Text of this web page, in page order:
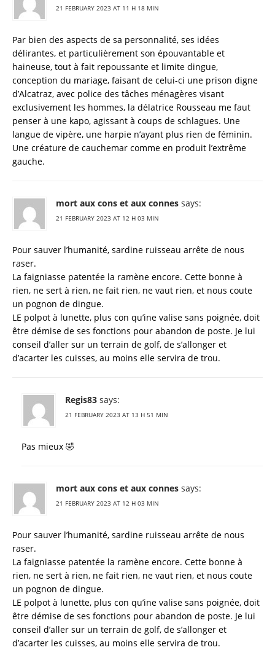
21 FEBRUARY 2023 AT 11 H 18 MIN
Par bien des aspects de sa personnalité, ses idées
délirantes, et particulièrement son épouvantable et
haineuse, tout à fait repoussante et limite dingue,
conception du mariage, faisant de celui-ci une prison digne
d’Alcatraz, avec police des tâches ménagères visant
exclusivement les hommes, la délatrice Rousseau me faut
penser à une kapo, agissant à coups de schlagues. Une
langue de vipère, une harpie n’ayant plus rien de féminin.
Une créature de cauchemar comme en produit l’extrême
gauche.
mort aux cons et aux connes says:
21 FEBRUARY 2023 AT 12 H 03 MIN
Pour sauver l’humanité, sardine ruisseau arrête de nous
raser.
La faigniasse patentée la ramène encore. Cette bonne à
rien, ne sert à rien, ne fait rien, ne vaut rien, et nous coute
un pognon de dingue.
LE polpot à lunette, plus con qu’ine valise sans poignée, doit
être démise de ses fonctions pour abandon de poste. Je lui
conseil d’aller sur un terrain de golf, de s’allonger et
d’acarter les cuisses, au moins elle servira de trou.
Regis83 says:
21 FEBRUARY 2023 AT 13 H 51 MIN
Pas mieux 🤣
mort aux cons et aux connes says:
21 FEBRUARY 2023 AT 12 H 03 MIN
Pour sauver l’humanité, sardine ruisseau arrête de nous
raser.
La faigniasse patentée la ramène encore. Cette bonne à
rien, ne sert à rien, ne fait rien, ne vaut rien, et nous coute
un pognon de dingue.
LE polpot à lunette, plus con qu’ine valise sans poignée, doit
être démise de ses fonctions pour abandon de poste. Je lui
conseil d’aller sur un terrain de golf, de s’allonger et
d’acarter les cuisses, au moins elle servira de trou.